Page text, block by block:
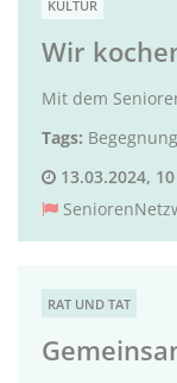
KULTUR
Wir
Mit dem
Tags: Begegnung
13.03.2024,
RAT UND TAT